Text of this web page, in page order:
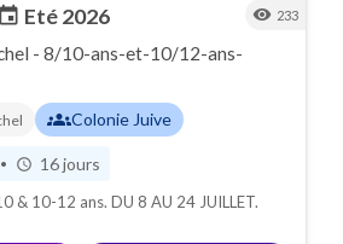
event Eté 2026 visibility 233
- 8/10-ans-et-10/12-ans-
groupsColonie Juive
• schedule 16 jours
& 10-12 ans. DU 8 AU 24 JUILLET.